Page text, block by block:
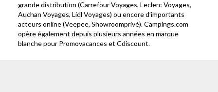
grande distribution (Carrefour Voyages, Leclerc Voyages,
Auchan Voyages, Lidl Voyages) ou encore d’importants
acteurs online (Veepee, Showroomprivé). Campings.com
opère également depuis plusieurs années en marque
blanche pour Promovacances et Cdiscount.